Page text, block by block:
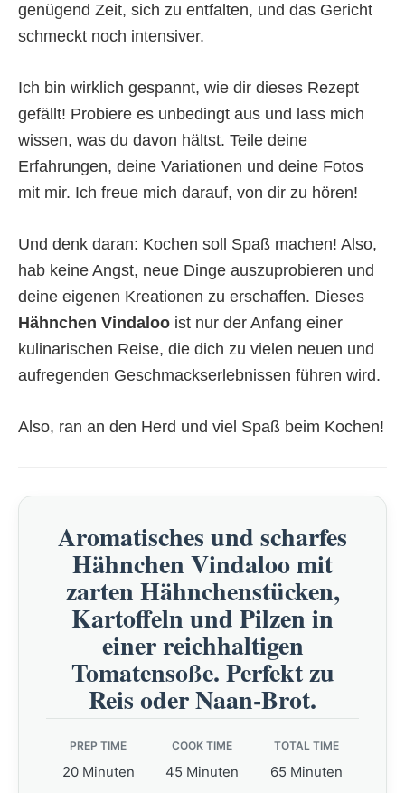
genügend Zeit, sich zu entfalten, und das Gericht
schmeckt noch intensiver.
Ich bin wirklich gespannt, wie dir dieses Rezept
gefällt! Probiere es unbedingt aus und lass mich
wissen, was du davon hältst. Teile deine
Erfahrungen, deine Variationen und deine Fotos
mit mir. Ich freue mich darauf, von dir zu hören!
Und denk daran: Kochen soll Spaß machen! Also,
hab keine Angst, neue Dinge auszuprobieren und
deine eigenen Kreationen zu erschaffen. Dieses
Hähnchen Vindaloo ist nur der Anfang einer
kulinarischen Reise, die dich zu vielen neuen und
aufregenden Geschmackserlebnissen führen wird.
Also, ran an den Herd und viel Spaß beim Kochen!
Aromatisches und scharfes
Hähnchen Vindaloo mit
zarten Hähnchenstücken,
Kartoffeln und Pilzen in
einer reichhaltigen
Tomatensoße. Perfekt zu
Reis oder Naan-Brot.
PREP TIME
20 Minuten
COOK TIME
45 Minuten
TOTAL TIME
65 Minuten